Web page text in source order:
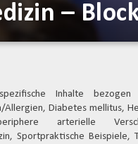
–
Inhalte
Allergien, Diabetes mellitus,
arterielle
Sportpraktische Beispiele,